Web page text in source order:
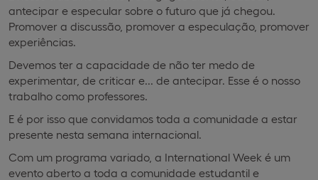
antecipar e especular sobre o futuro que já chegou.
Promover a discussão, promover a especulação, promover
experiências.
Devemos ter a capacidade de não ter medo de
experimentar, de criticar e... de antecipar. Esse é o nosso
trabalho como professores.
E é por isso que convidamos toda a comunidade a estar
presente nesta semana internacional.
Com um programa variado, a International Week é um
evento aberto a toda a comunidade estudantil e